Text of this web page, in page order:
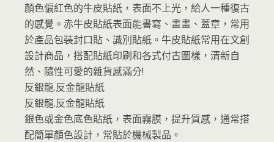
顏色偏紅色的牛皮貼紙，表面不上光，給人一種復古
的感覺。赤牛皮貼紙表面能書寫、畫畫、蓋章，常用
於產品包裝封口貼、識別貼紙。牛皮貼紙常用在文創
設計商品，搭配貼紙印刷和各式付古圖樣，清新自
然、隨性可愛的雜貨感滿分!
反銀龍.反金龍貼紙
反銀龍.反金龍貼紙
銀色或金色底色貼紙，表面霧膜，提升質感，通常搭
配簡單顏色設計，常貼於機械製品。